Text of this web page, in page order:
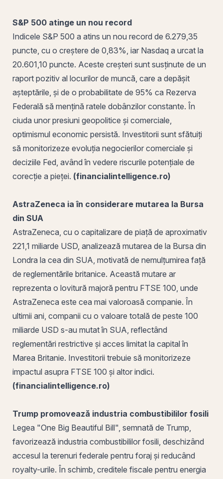
S&P 500 atinge un nou record
Indicele S&P 500 a atins un nou record de 6.279,35
puncte, cu o creștere de 0,83%, iar Nasdaq a urcat la
20.601,10 puncte. Aceste creșteri sunt susținute de un
raport pozitiv al locurilor de muncă, care a depășit
așteptările, și de o probabilitate de 95% ca Rezerva
Federală să mențină ratele dobânzilor constante. În
ciuda unor presiuni geopolitice și comerciale,
optimismul economic persistă. Investitorii sunt sfătuiți
să monitorizeze evoluția negocierilor comerciale și
deciziile Fed, având în vedere riscurile potențiale de
corecție a pieței. (financialintelligence.ro)
AstraZeneca ia în considerare mutarea la Bursa
din SUA
AstraZeneca, cu o capitalizare de piață de aproximativ
221,1 miliarde USD, analizează mutarea de la Bursa din
Londra la cea din SUA, motivată de nemulțumirea față
de reglementările britanice. Această mutare ar
reprezenta o lovitură majoră pentru FTSE 100, unde
AstraZeneca este cea mai valoroasă companie. În
ultimii ani, companii cu o valoare totală de peste 100
miliarde USD s-au mutat în SUA, reflectând
reglementări restrictive și acces limitat la capital în
Marea Britanie. Investitorii trebuie să monitorizeze
impactul asupra FTSE 100 și altor indici.
(financialintelligence.ro)
Trump promovează industria combustibililor fosili
Legea "One Big Beautiful Bill", semnată de Trump,
favorizează industria combustibililor fosili, deschizând
accesul la terenuri federale pentru foraj și reducând
royalty-urile. În schimb, creditele fiscale pentru energia